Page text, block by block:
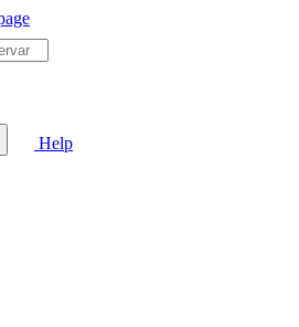
Help